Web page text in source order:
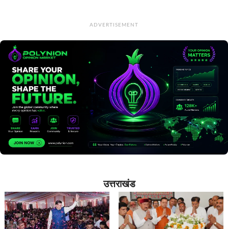
ADVERTISEMENT
उत्तराखंड